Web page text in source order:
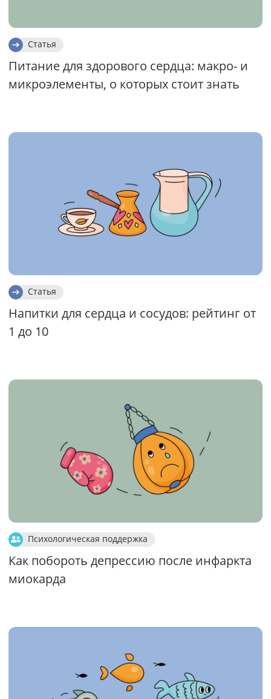
Статья
Питание для здорового сердца: макро- и
микроэлементы, о которых стоит знать
Статья
Напитки для сердца и сосудов: рейтинг от
1 до 10
Психологическая поддержка
Как побороть депрессию после инфаркта
миокарда